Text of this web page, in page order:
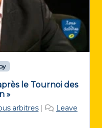
le Tournoi des
»
arbitres |
Leave